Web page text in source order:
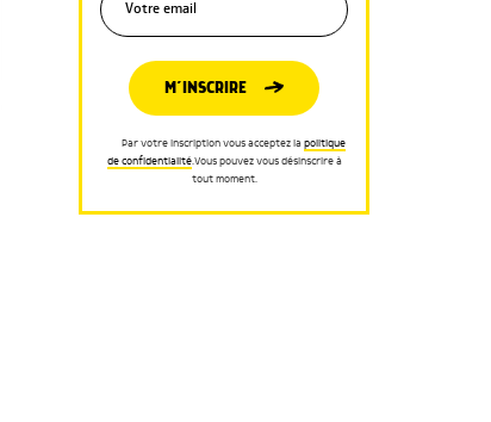
M’INSCRIRE
Par votre inscription vous acceptez la politique
de confidentialité.Vous pouvez vous désinscrire à
tout moment.